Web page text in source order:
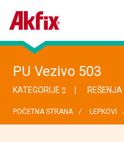
PU Vezivo 503
KATEGORIJE REŠENJA
POČETNA STRANA LEPKOVI